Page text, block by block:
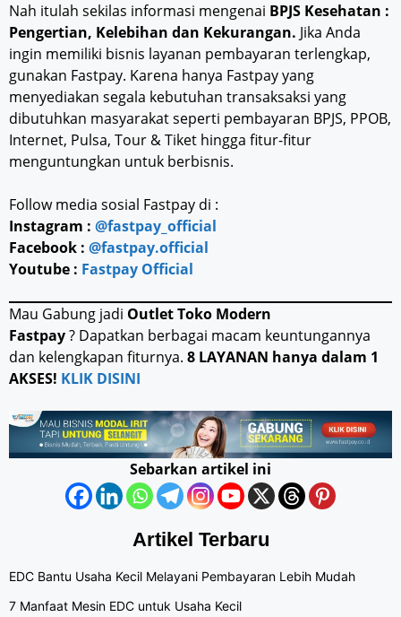
Nah itulah sekilas informasi mengenai BPJS Kesehatan :
Pengertian, Kelebihan dan Kekurangan. Jika Anda
ingin memiliki bisnis layanan pembayaran terlengkap,
gunakan Fastpay. Karena hanya Fastpay yang
menyediakan segala kebutuhan transaksaksi yang
dibutuhkan masyarakat seperti pembayaran BPJS, PPOB,
Internet, Pulsa, Tour & Tiket hingga fitur-fitur
menguntungkan untuk berbisnis.
Follow media sosial Fastpay di :
Instagram : @fastpay_official
Facebook : @fastpay.official
Youtube : Fastpay Official
Mau Gabung jadi Outlet Toko Modern
Fastpay? Dapatkan berbagai macam keuntungannya
dan kelengkapan fiturnya. 8 LAYANAN hanya dalam 1
AKSES! KLIK DISINI
Sebarkan artikel ini
Artikel Terbaru
EDC Bantu Usaha Kecil Melayani Pembayaran Lebih Mudah
7 Manfaat Mesin EDC untuk Usaha Kecil